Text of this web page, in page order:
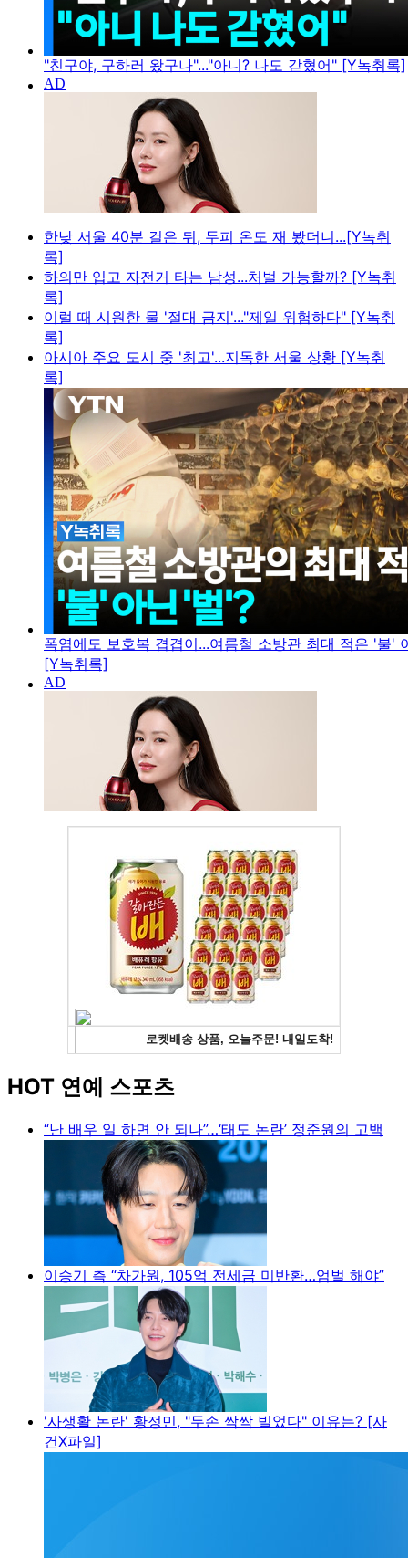
"친구야, 구하러 왔구나"..."아니? 나도 갇혔어" [Y녹취록]
한낮 서울 40분 걸은 뒤, 두피 온도 재 봤더니...[Y녹취
록]
하의만 입고 자전거 타는 남성...처벌 가능할까? [Y녹취
록]
이럴 때 시원한 물 '절대 금지'..."제일 위험하다" [Y녹취
록]
아시아 주요 도시 중 '최고'...지독한 서울 상황 [Y녹취
록]
폭염에도 보호복 겹겹이...여름철 소방관 최대 적은 '불'
[Y녹취록]
HOT 연예 스포츠
“난 배우 일 하면 안 되나”…‘태도 논란’ 정준원의 고백
이승기 측 “차가원, 105억 전세금 미반환…엄벌 해야”
'사생활 논란' 황정민, "두손 싹싹 빌었다" 이유는? [사
건X파일]